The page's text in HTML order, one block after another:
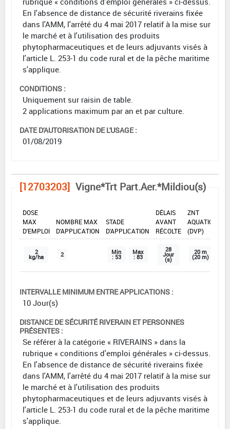
En l'absence de distance de sécurité riverains fixée
dans l'AMM, l'arrêté du 4 mai 2017 relatif à la mise sur
le marché et à l'utilisation des produits
phytopharmaceutiques et de leurs adjuvants visés à
l'article L. 253-1 du code rural et de la pêche maritime
s'applique.
CONDITIONS :
Uniquement sur raisin de table.
2 applications maximum par an et par culture.
DATE D'AUTORISATION DE L'USAGE :
01/08/2019
[12703203] Vigne*Trt Part.Aer.*Mildiou(s)
DOSE
MAX
D'EMPLOI
NOMBRE MAX
D'APPLICATION
STADE
D'APPLICATION
DÉLAIS
AVANT
RÉCOLTE
ZNT
AQUATIQUE
(DVP)
2
kg/ha 2 Min
: 53
Max
: 83
28
Jour
(s)
20 m
(20 m)
INTERVALLE MINIMUM ENTRE APPLICATIONS :
10 Jour(s)
DISTANCE DE SÉCURITÉ RIVERAIN ET PERSONNES
PRÉSENTES :
Se référer à la catégorie « RIVERAINS » dans la
rubrique « conditions d'emploi générales » ci-dessus.
En l'absence de distance de sécurité riverains fixée
dans l'AMM, l'arrêté du 4 mai 2017 relatif à la mise sur
le marché et à l'utilisation des produits
phytopharmaceutiques et de leurs adjuvants visés à
l'article L. 253-1 du code rural et de la pêche maritime
s'applique.